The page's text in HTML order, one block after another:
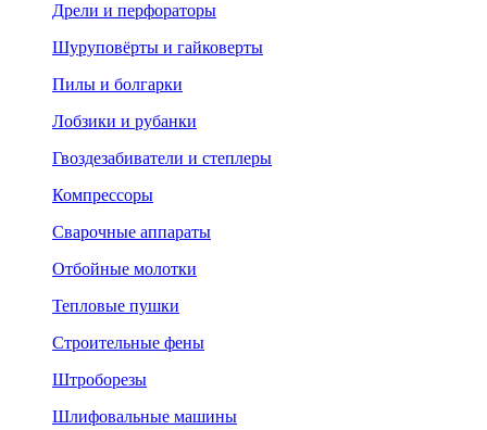
Дрели и перфораторы
Шуруповёрты и гайковерты
Пилы и болгарки
Лобзики и рубанки
Гвоздезабиватели и степлеры
Компрессоры
Сварочные аппараты
Отбойные молотки
Тепловые пушки
Строительные фены
Штроборезы
Шлифовальные машины